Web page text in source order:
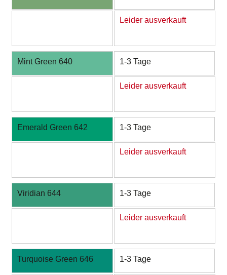
Leider ausverkauft
Mint Green 640 1-3 Tage
Leider ausverkauft
Emerald Green 642 1-3 Tage
Leider ausverkauft
Viridian 644 1-3 Tage
Leider ausverkauft
Turquoise Green 646 1-3 Tage